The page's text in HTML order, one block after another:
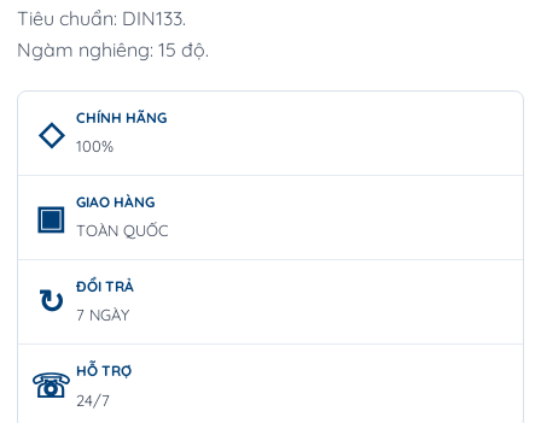
Tiêu chuẩn: DIN133.
Ngàm nghiêng: 15 độ.
CHÍNH HÃNG
100%
GIAO HÀNG
TOÀN QUỐC
ĐỔI TRẢ
7 NGÀY
HỖ TRỢ
24/7